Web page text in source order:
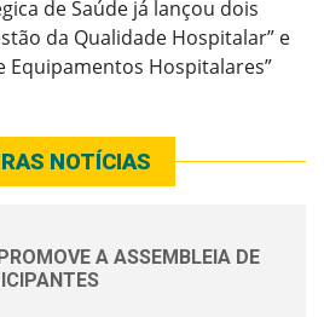
de Saúde já lançou dois
da Qualidade Hospitalar” e
Equipamentos Hospitalares”
NOTÍCIAS
A ASSEMBLEIA DE